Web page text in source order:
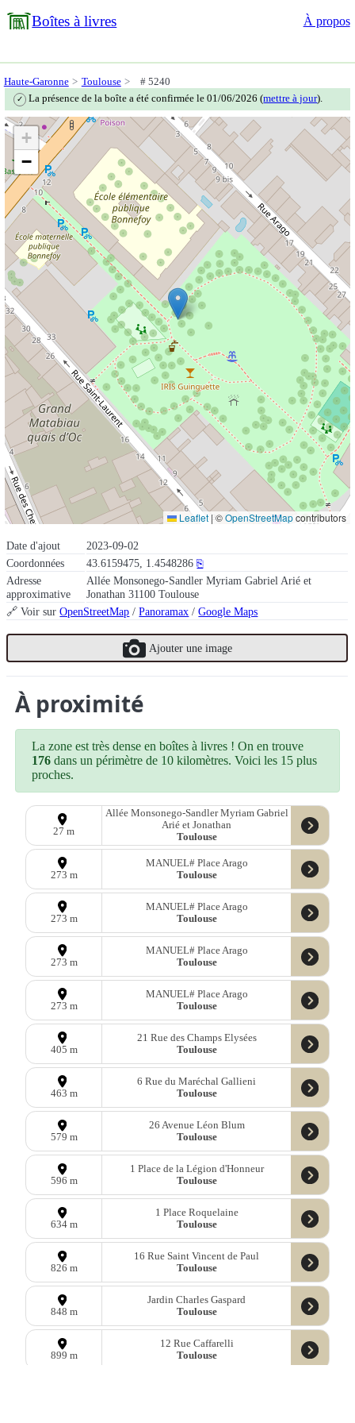
Boîtes à livres À propos
Haute-Garonne Toulouse # 5240
✓ La présence de la boîte a été confirmée le 01/06/2026 (mettre à jour).
Date d'ajout
2023-09-02
Coordonnées
43.6159475, 1.4548286 ⎘
Adresse
approximative
Allée Monsonego-Sandler Myriam Gabriel Arié et
Jonathan 31100 Toulouse
🔗 Voir surOpenStreetMap /Panoramax /Google Maps
Ajouter une image
+
−
Leaflet |©OpenStreetMapcontributors
À proximité
La zone est très dense en boîtes à livres ! On en trouve
176 dans un périmètre de 10 kilomètres. Voici les 15 plus
proches.
27 m
Allée Monsonego-Sandler Myriam Gabriel
Arié et Jonathan
Toulouse
273 m
MANUEL# Place Arago
Toulouse
273 m
MANUEL# Place Arago
Toulouse
273 m
MANUEL# Place Arago
Toulouse
273 m
MANUEL# Place Arago
Toulouse
405 m
21 Rue des Champs Elysées
Toulouse
463 m
6 Rue du Maréchal Gallieni
Toulouse
579 m
26 Avenue Léon Blum
Toulouse
596 m
1 Place de la Légion d'Honneur
Toulouse
634 m
1 Place Roquelaine
Toulouse
826 m
16 Rue Saint Vincent de Paul
Toulouse
848 m
Jardin Charles Gaspard
Toulouse
899 m
12 Rue Caffarelli
Toulouse